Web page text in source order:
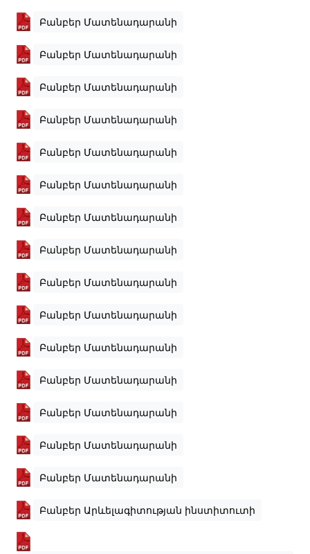
Բանբեր Մատենադարանի
Բանբեր Մատենադարանի
Բանբեր Մատենադարանի
Բանբեր Մատենադարանի
Բանբեր Մատենադարանի
Բանբեր Մատենադարանի
Բանբեր Մատենադարանի
Բանբեր Մատենադարանի
Բանբեր Մատենադարանի
Բանբեր Մատենադարանի
Բանբեր Մատենադարանի
Բանբեր Մատենադարանի
Բանբեր Մատենադարանի
Բանբեր Մատենադարանի
Բանբեր Մատենադարանի
Բանբեր Արևելագիտության ինստիտուտի